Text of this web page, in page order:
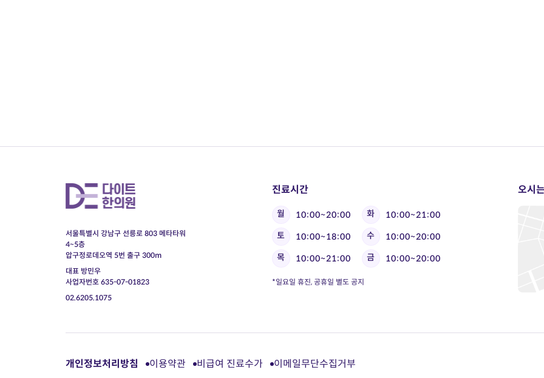
서울특별시 강남구 선릉로 803 메타타워
4~5층
압구정로데오역 5번 출구 300m
대표 방민우
사업자번호 635-07-01823
02.6205.1075
진료시간
월 10:00~20:00 화
10:00~21:00
토
10:00~18:00 수
10:00~20:00
목
10:00~21:00 금 10:00~20:00
*일요일 휴진, 공휴일 별도 공지
오시
개인정보처리방침 이용약관 비급여 진료수가 이메일무단수집거부